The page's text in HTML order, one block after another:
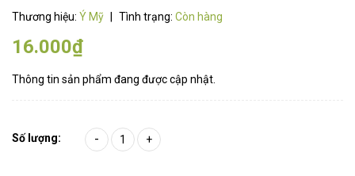
Thương hiệu: Ý Mỹ Tình trạng: Còn hàng
16.000₫
Thông tin sản phẩm đang được cập nhật.
Số lượng: - +